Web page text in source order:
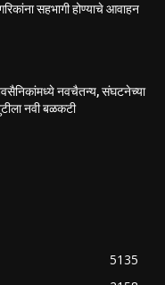
सहभागी होण्याचे आवाहन
नवचैतन्य, संघटनेच्या
नवी बळकटी
5135